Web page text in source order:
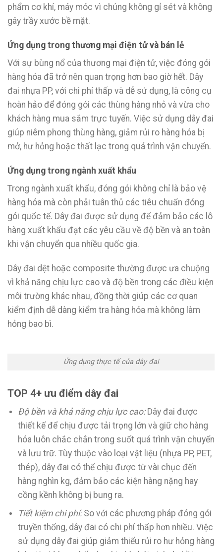
phẩm cơ khí, máy móc vì chúng không gỉ sét và không
gây trầy xước bề mặt.
Ứng dụng trong thương mại điện tử và bán lẻ
Với sự bùng nổ của thương mại điện tử, việc đóng gói
hàng hóa đã trở nên quan trọng hơn bao giờ hết. Dây
đai nhựa PP, với chi phí thấp và dễ sử dụng, là công cụ
hoàn hảo để đóng gói các thùng hàng nhỏ và vừa cho
khách hàng mua sắm trực tuyến. Việc sử dụng dây đai
giúp niêm phong thùng hàng, giảm rủi ro hàng hóa bị
mở, hư hỏng hoặc thất lạc trong quá trình vận chuyển.
Ứng dụng trong ngành xuất khẩu
Trong ngành xuất khẩu, đóng gói không chỉ là bảo vệ
hàng hóa mà còn phải tuân thủ các tiêu chuẩn đóng
gói quốc tế. Dây đai được sử dụng để đảm bảo các lô
hàng xuất khẩu đạt các yêu cầu về độ bền và an toàn
khi vận chuyển qua nhiều quốc gia.
Dây đai dệt hoặc composite thường được ưa chuộng
vì khả năng chịu lực cao và độ bền trong các điều kiện
môi trường khác nhau, đồng thời giúp các cơ quan
kiểm định dễ dàng kiểm tra hàng hóa mà không làm
hỏng bao bì.
Ứng dụng thực tế của dây đai
TOP 4+ ưu điểm dây đai
Độ bền và khả năng chịu lực cao:Dây đai được
thiết kế để chịu được tải trọng lớn và giữ cho hàng
hóa luôn chắc chắn trong suốt quá trình vận chuyển
và lưu trữ. Tùy thuộc vào loại vật liệu (nhựa PP, PET,
thép), dây đai có thể chịu được từ vài chục đến
hàng nghìn kg, đảm bảo các kiện hàng nặng hay
cồng kềnh không bị bung ra.
Tiết kiệm chi phí:So với các phương pháp đóng gói
truyền thống, dây đai có chi phí thấp hơn nhiều. Việc
sử dụng dây đai giúp giảm thiểu rủi ro hư hỏng hàng